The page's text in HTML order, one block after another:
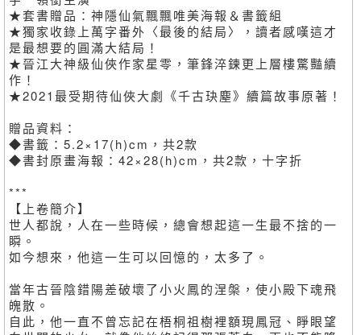
★套書贈品：神隱仙氣飄飄唯美海報＆書籤組
★獨家收錄上萬字番外〈最後的結局〉，讀者感嘆這才
是最想要的圓滿大結局！
★晉江大神級仙俠作家星零，筆鋒淬鍊更上層樓驚豔續
作！
★2021最受期待仙俠大劇《千古玦塵》續篇故事原著！
贈品資料：
◆書籤：5.2×17(h)cm，共2款
◆書封原畫海報：42×28(h)cm，共2款，十字折
***
【上卷簡介】
世人都說，人在一些時候，總會想起這一生最不捨的一
瞬。
如今想來，他這一生可以回憶的，太多了。
當年古晉陰錯陽差破壞了小火鳳的涅槃，使小殿下魂飛
魄散。
自此，他一直不曾忘記在梧桐祖樹裡額現鳳冠、睜眼望